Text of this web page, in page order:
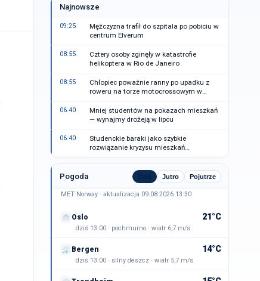
Najnowsze
09:25
Mężczyzna trafił do szpitala po pobiciu w
centrum Elverum
08:55
Cztery osoby zginęły w katastrofie
helikoptera w Rio de Janeiro
08:55
Chłopiec poważnie ranny po upadku z
roweru na torze motocrossowym w
06:40
Mniej studentów na pokazach mieszkań
— wynajmy drożeją w lipcu
06:40
Studenckie baraki jako szybkie
rozwiązanie kryzysu mieszkań
studenckich w Vestland
Pogoda Dziś Jutro Pojutrze
MET Norway · aktualizacja 09.08.2026 13:30
Oslo 21°C
dziś 13:00 · pochmurno · wiatr 6,7 m/s
Bergen 14°C
dziś 13:00 · silny deszcz · wiatr 5,7 m/s